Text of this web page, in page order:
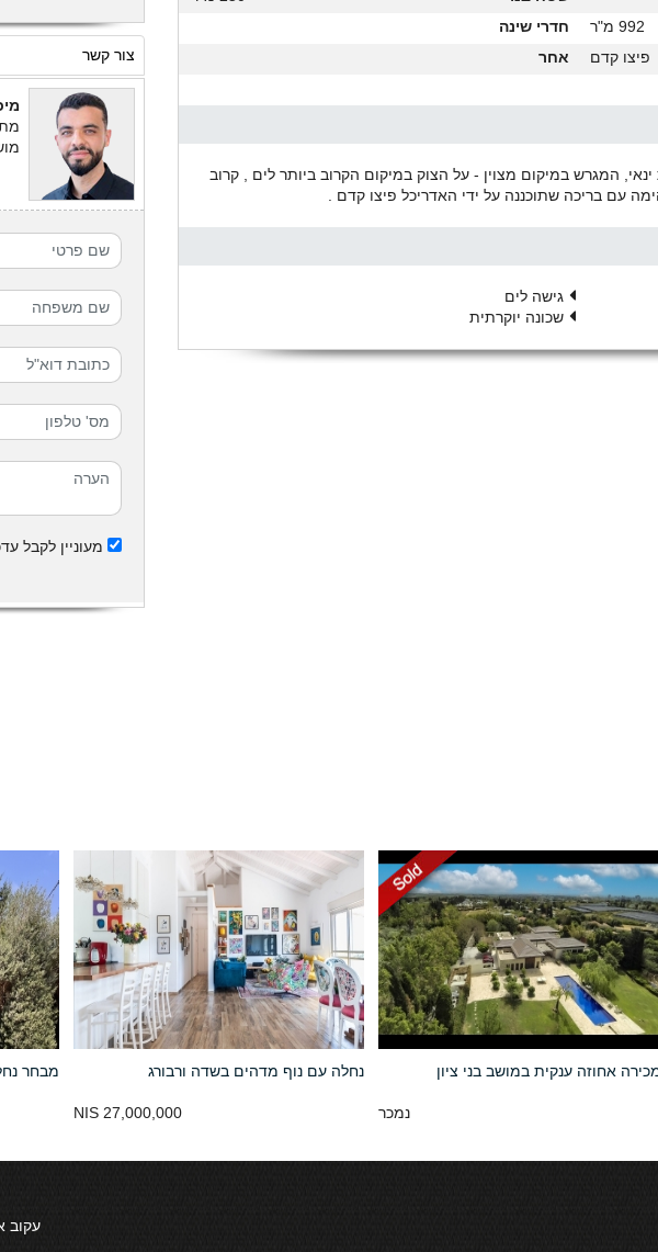
992 מ"ר
חדרי שינה
פיצו קדם אחר
המגרש במיקום מצוין - על הצוק במיקום הקרוב ביותר לים , קרוב
עם בריכה שתוכננה על ידי האדריכל פיצו קדם .
גישה לים
שכונה יוקרתית
צור קשר
מעוניין לקבל
מבחר נחלה עם נוף מדהים בשדה ורבורג
27,000,000 NIS
אחוזה ענקית במושב בני ציון
נמכר
עקוב